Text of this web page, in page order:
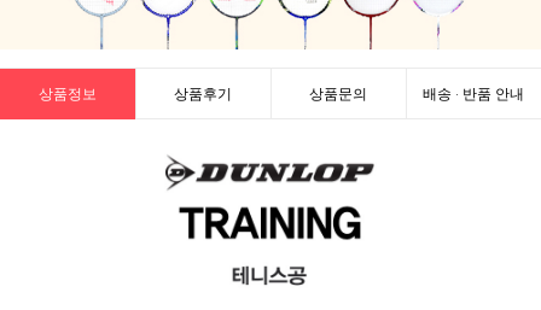
상품정보 상품후기 상품문의 배송 · 반품 안내